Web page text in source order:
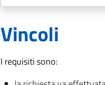
Vincoli
I requisiti sono: